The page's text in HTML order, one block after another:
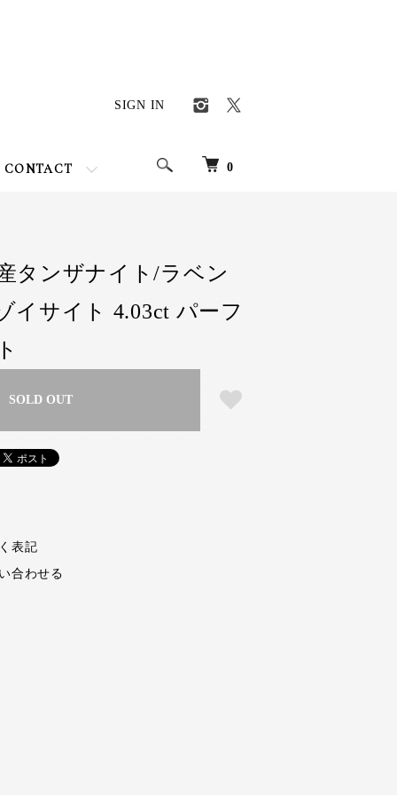
0
CONTACT
SIGN IN
タンザナイト/ラベン
イサイト 4.03ct パーフ
SOLD OUT
表記
合わせる